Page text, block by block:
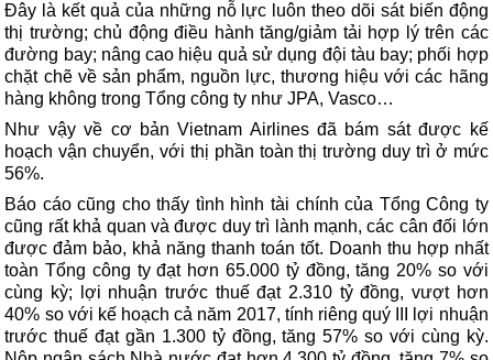
Đây là kết quả của những nỗ lực luôn theo dõi sát biến động
thị trường; chủ động điều hành tăng/giảm tải hợp lý trên các
đường bay; nâng cao hiệu quả sử dụng đội tàu bay; phối hợp
chặt chẽ về sản phẩm, nguồn lực, thương hiệu với các hãng
hàng không trong Tổng công ty như JPA, Vasco…
Như vậy về cơ bản Vietnam Airlines đã bám sát được kế
hoạch vận chuyển, với thị phần toàn thị trường duy trì ở mức
56%.
Báo cáo cũng cho thấy tình hình tài chính của Tổng Công ty
cũng rất khả quan và được duy trì lành mạnh, các cân đối lớn
được đảm bảo, khả năng thanh toán tốt. Doanh thu hợp nhất
toàn Tổng công ty đạt hơn 65.000 tỷ đồng, tăng 20% so với
cùng kỳ; lợi nhuận trước thuế đạt 2.310 tỷ đồng, vượt hơn
40% so với kế hoạch cả năm 2017, tính riêng quý III lợi nhuận
trước thuế đạt gần 1.300 tỷ đồng, tăng 57% so với cùng kỳ.